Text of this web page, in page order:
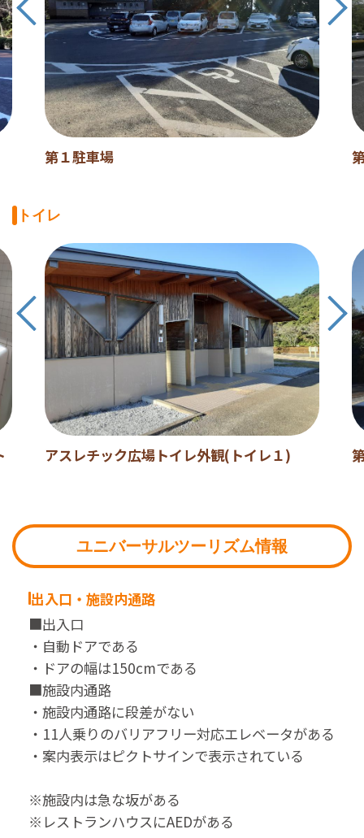
第１駐車場
トイレ
アスレチック広場トイレ外観(トイレ１)
ユニバーサルツーリズム情報
出入口・施設内通路
■出入口
・自動ドアである
・ドアの幅は150cmである
■施設内通路
・施設内通路に段差がない
・11人乗りのバリアフリー対応エレベータがある
・案内表示はピクトサインで表示されている
※施設内は急な坂がある
※レストランハウスにAEDがある